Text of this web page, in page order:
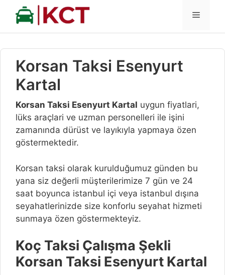
İçeriğe
MENÜ
Korsan Taksi Esenyurt
Kartal
Korsan Taksi Esenyurt Kartal uygun fiyatlari,
lüks araçlari ve uzman personelleri ile işini
zamanında dürüst ve layıkıyla yapmaya özen
göstermektedir.
Korsan taksi olarak kurulduğumuz günden bu
yana siz değerli müşterilerimize 7 gün ve 24
saat boyunca istanbul içi veya istanbul dışına
seyahatlerinizde size konforlu seyahat hizmeti
sunmaya özen göstermekteyiz.
Koç Taksi Çalışma Şekli
Korsan Taksi Esenyurt Kartal